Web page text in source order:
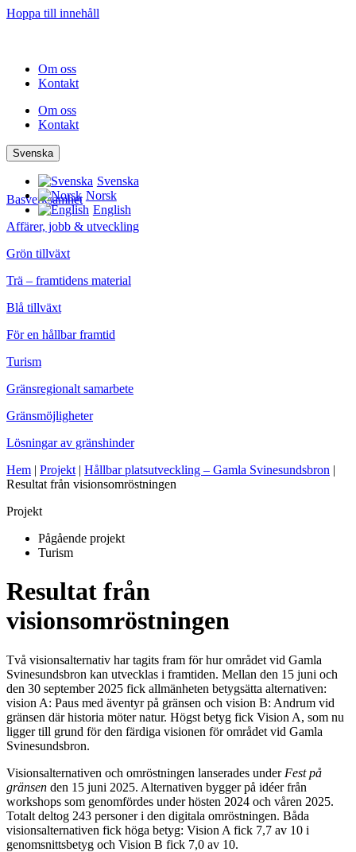
Hoppa till innehåll
Om oss
Kontakt
Om oss
Kontakt
Svenska
Svenska
Norsk
English
Basverksamhet
Affärer, jobb & utveckling
Grön tillväxt
Trä – framtidens material
Blå tillväxt
För en hållbar framtid
Turism
Gränsregionalt samarbete
Gränsmöjligheter
Lösningar av gränshinder
Hem | Projekt | Hållbar platsutveckling – Gamla Svinesundsbron |
Resultat från visionsomröstningen
Projekt
Pågående projekt
Turism
Resultat från
visionsomröstningen
Två visionsalternativ har tagits fram för hur området vid Gamla
Svinesundsbron kan utvecklas i framtiden. Mellan den 15 juni och
den 30 september 2025 fick allmänheten betygsätta alternativen:
vision A: Paus med äventyr på gränsen och vision B: Andrum vid
gränsen där historia möter natur. Högst betyg fick Vision A, som nu
ligger till grund för den färdiga visionen för området vid Gamla
Svinesundsbron.
Visionsalternativen och omröstningen lanserades under Fest på
gränsen den 15 juni 2025. Alternativen bygger på idéer från
workshops som genomfördes under hösten 2024 och våren 2025.
Totalt deltog 243 personer i den digitala omröstningen. Båda
visionsalternativen fick höga betyg: Vision A fick 7,7 av 10 i
genomsnittsbetyg och Vision B fick 7,0 av 10.